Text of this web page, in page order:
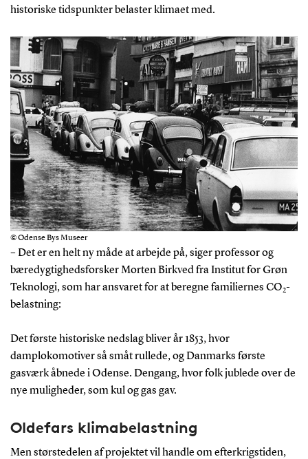
historiske tidspunkter belaster klimaet med.
© Odense Bys Museer
– Det er en helt ny måde at arbejde på, siger professor og
bæredygtighedsforsker Morten Birkved fra Institut for Grøn
Teknologi, som har ansvaret for at beregne familiernes CO2-
belastning:
Det første historiske nedslag bliver år 1853, hvor
damplokomotiver så småt rullede, og Danmarks første
gasværk åbnede i Odense. Dengang, hvor folk jublede over de
nye muligheder, som kul og gas gav.
Oldefars klimabelastning
Men størstedelen af projektet vil handle om efterkrigstiden,